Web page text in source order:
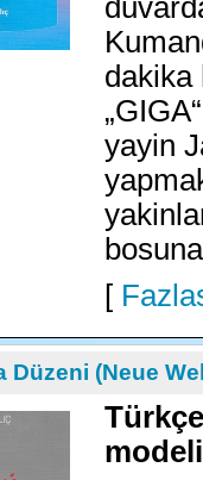
dakika
yayin
[
Düzeni (Neue
modeli